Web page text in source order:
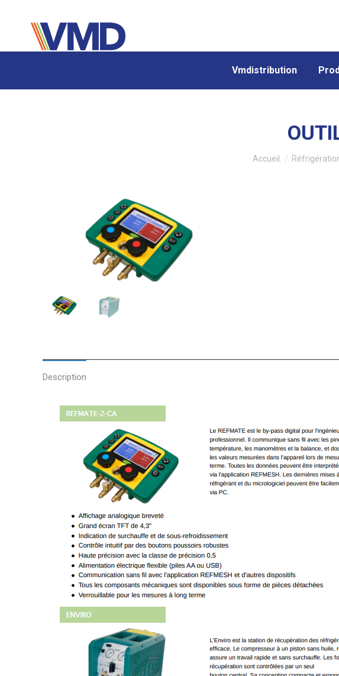
Vmdistribution
Accueil
Description